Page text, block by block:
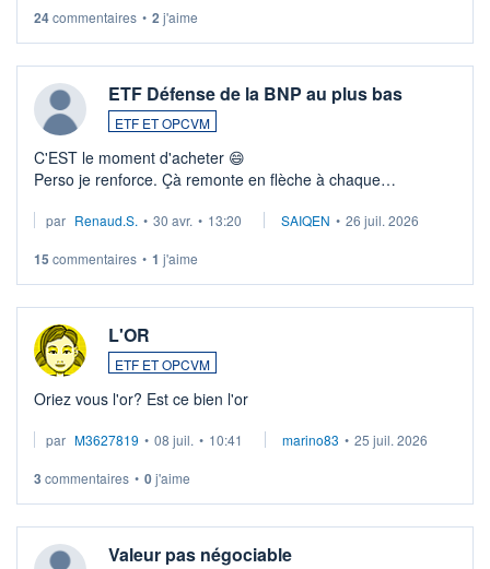
24commentaires • 2 j'aime
ETF Défense de la BNP au plus bas
ETF ET OPCVM
C'EST le moment d'acheter 😄​
Perso je renforce. Çà remonte en flèche à chaque
Investissement long terme tip top pour sa retraite.
par Renaud.S. • 30 avr. • 13:20 SAIQEN • 26 juil. 2026
15 commentaires • 1 j'aime
L'OR
ETF ET OPCVM
Oriez vous l'or? Est ce bien l'or
par M3627819 • 08 juil. • 10:41 marino83 • 25 juil. 2026
3 commentaires • 0j'aime
Valeur pas négociable